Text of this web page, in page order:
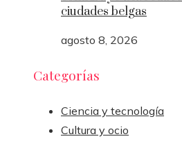
ciudades belgas
agosto 8, 2026
Categorías
Ciencia y tecnología
Cultura y ocio